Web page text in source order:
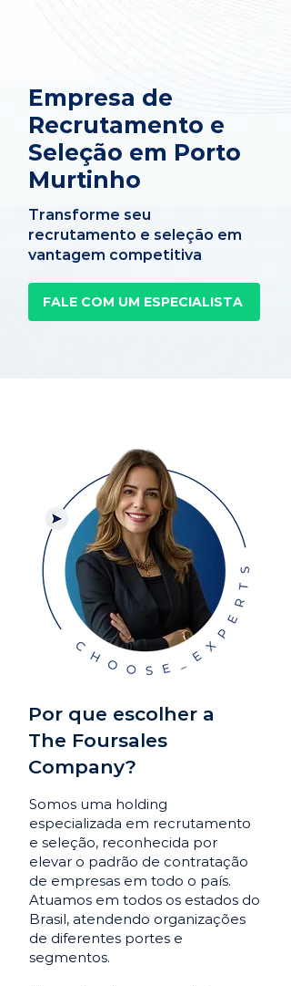
Empresa de
Recrutamento e
Seleção em Porto
Murtinho
Transforme seu
recrutamento e seleção em
vantagem competitiva
FALE COM UM ESPECIALISTA
Por que escolher a
The Foursales
Company?
Somos uma holding
especializada em recrutamento
e seleção, reconhecida por
elevar o padrão de contratação
de empresas em todo o país.
Atuamos em todos os estados do
Brasil, atendendo organizações
de diferentes portes e
segmentos.